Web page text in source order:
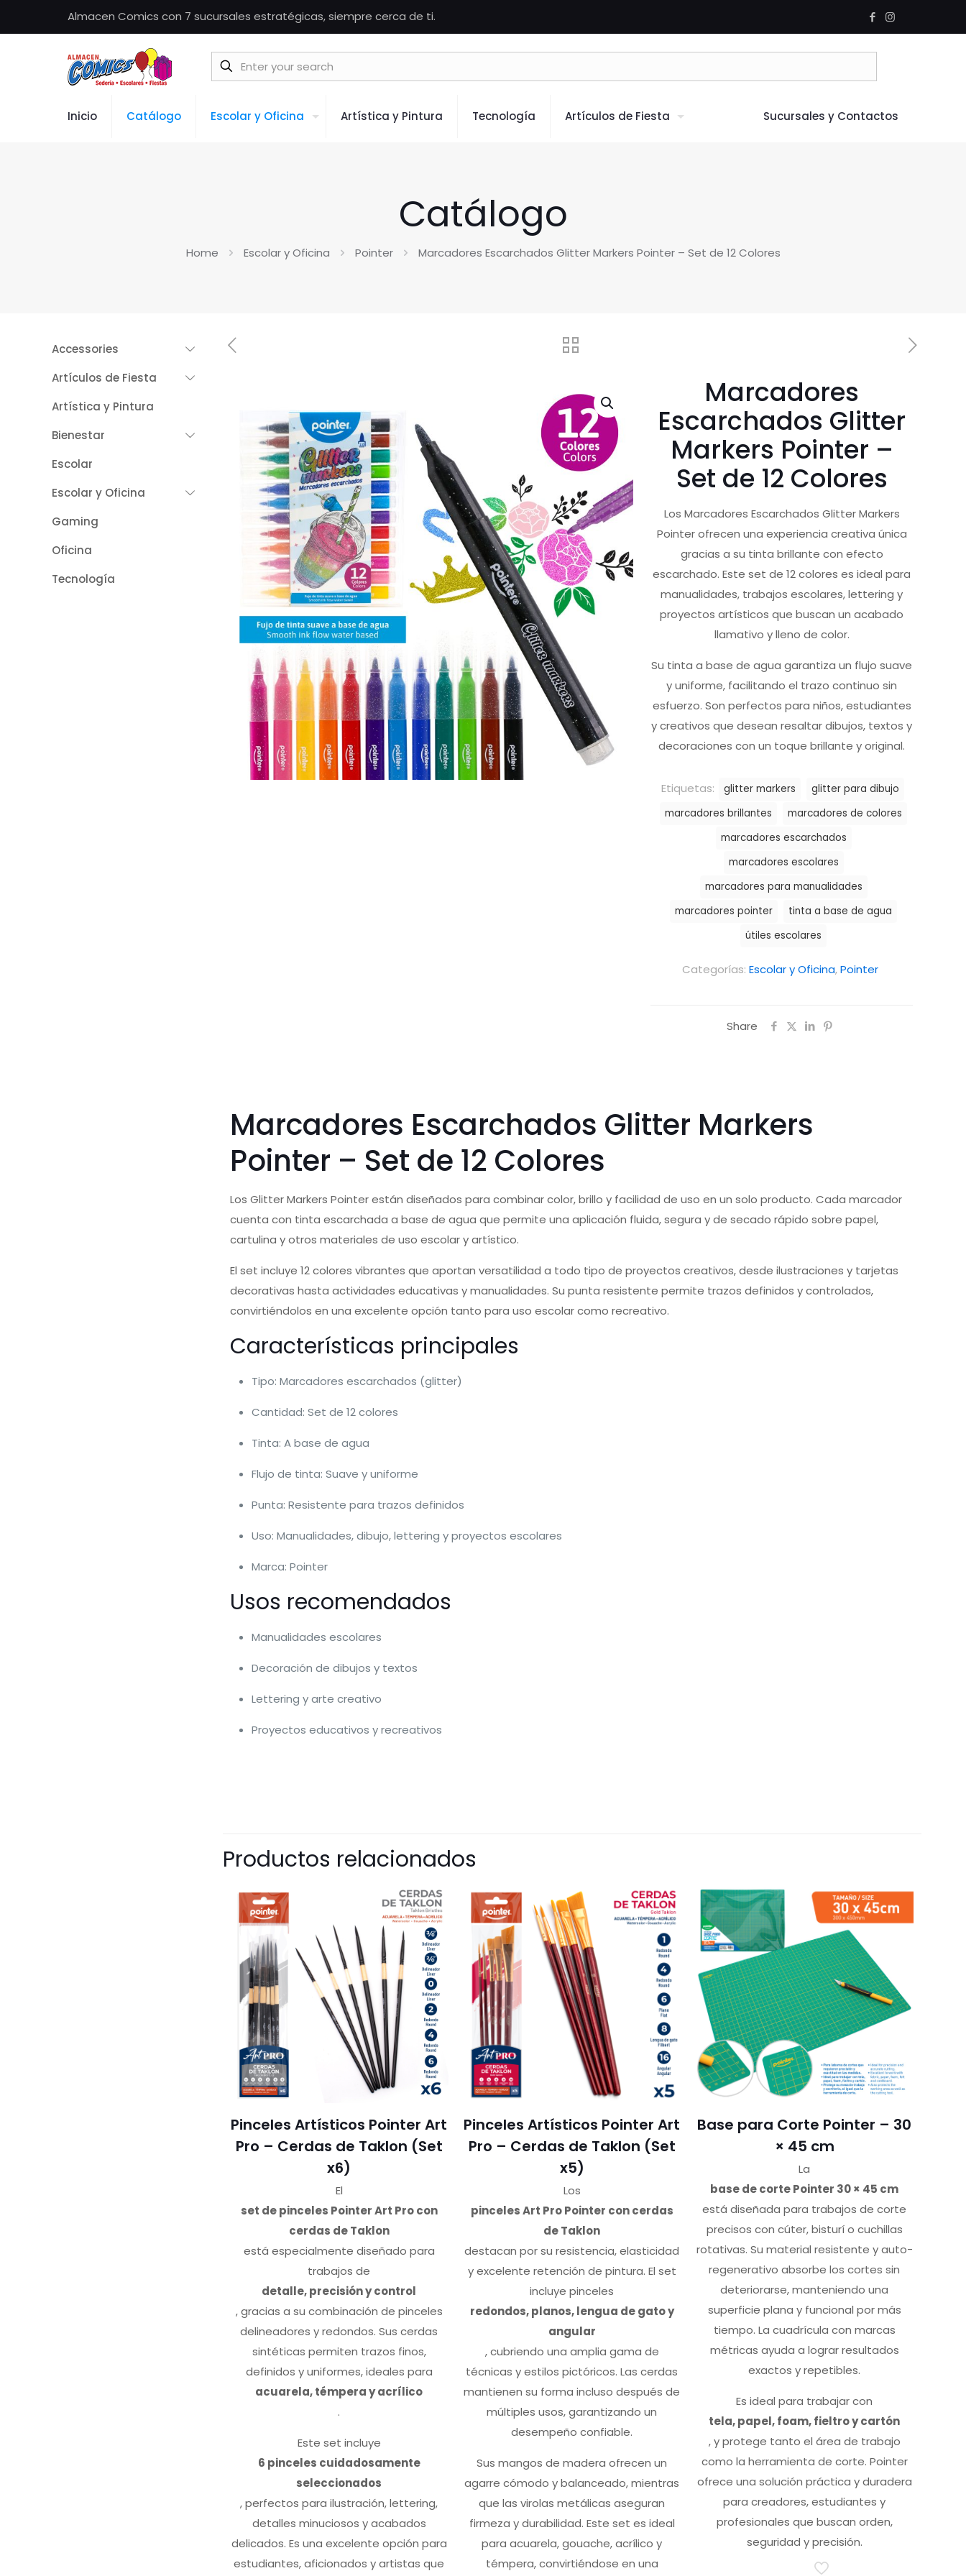
Almacen Comics con 7 sucursales estratégicas, siempre cerca de ti.
Inicio Catálogo Escolar y Oficina Artística y Pintura Tecnología Artículos de Fiesta Sucursales y Contactos
Catálogo
Home Escolar y Oficina Pointer Marcadores Escarchados Glitter Markers Pointer – Set de 12 Colores
Marcadores
Escarchados Glitter
Markers Pointer –
Set de 12 Colores
Los Marcadores Escarchados Glitter Markers
Pointer ofrecen una experiencia creativa única
gracias a su tinta brillante con efecto
escarchado. Este set de 12 colores es ideal para
manualidades, trabajos escolares, lettering y
proyectos artísticos que buscan un acabado
llamativo y lleno de color.
Su tinta a base de agua garantiza un flujo suave
y uniforme, facilitando el trazo continuo sin
esfuerzo. Son perfectos para niños, estudiantes
y creativos que desean resaltar dibujos, textos y
decoraciones con un toque brillante y original.
Categorías: Escolar y Oficina,Pointer
Etiquetas: glitter markers
glitter para dibujo
marcadores brillantes
marcadores de colores
marcadores escarchados
marcadores escolares
marcadores para manualidades
marcadores pointer
tinta a base de agua
útiles escolares
Share
Marcadores Escarchados Glitter Markers
Pointer – Set de 12 Colores
Los Glitter Markers Pointer están diseñados para combinar color, brillo y facilidad de uso en un solo producto. Cada marcador
cuenta con tinta escarchada a base de agua que permite una aplicación fluida, segura y de secado rápido sobre papel,
cartulina y otros materiales de uso escolar y artístico.
El set incluye 12 colores vibrantes que aportan versatilidad a todo tipo de proyectos creativos, desde ilustraciones y tarjetas
decorativas hasta actividades educativas y manualidades. Su punta resistente permite trazos definidos y controlados,
convirtiéndolos en una excelente opción tanto para uso escolar como recreativo.
Características principales
Tipo: Marcadores escarchados (glitter)
Cantidad: Set de 12 colores
Tinta: A base de agua
Flujo de tinta: Suave y uniforme
Punta: Resistente para trazos definidos
Uso: Manualidades, dibujo, lettering y proyectos escolares
Marca: Pointer
Usos recomendados
Manualidades escolares
Decoración de dibujos y textos
Lettering y arte creativo
Proyectos educativos y recreativos
Productos relacionados
Pinceles Artísticos Pointer Art
Pro – Cerdas de Taklon (Set
x6)
El
set de pinceles Pointer Art Pro con
cerdas de Taklon
está especialmente diseñado para
trabajos de
detalle, precisión y control
, gracias a su combinación de pinceles
delineadores y redondos. Sus cerdas
sintéticas permiten trazos finos,
definidos y uniformes, ideales para
acuarela, témpera y acrílico
.
Este set incluye
6 pinceles cuidadosamente
seleccionados
, perfectos para ilustración, lettering,
detalles minuciosos y acabados
delicados. Es una excelente opción para
estudiantes, aficionados y artistas que
Pinceles Artísticos Pointer Art
Pro – Cerdas de Taklon (Set
x5)
Los
pinceles Art Pro Pointer con cerdas
de Taklon
destacan por su resistencia, elasticidad
y excelente retención de pintura. El set
incluye pinceles
redondos, planos, lengua de gato y
angular
, cubriendo una amplia gama de
técnicas y estilos pictóricos. Las cerdas
mantienen su forma incluso después de
múltiples usos, garantizando un
desempeño confiable.
Sus mangos de madera ofrecen un
agarre cómodo y balanceado, mientras
que las virolas metálicas aseguran
firmeza y durabilidad. Este set es ideal
para acuarela, gouache, acrílico y
témpera, convirtiéndose en una
Base para Corte Pointer – 30
× 45 cm
La
base de corte Pointer 30 × 45 cm
está diseñada para trabajos de corte
precisos con cúter, bisturí o cuchillas
rotativas. Su material resistente y auto-
regenerativo absorbe los cortes sin
deteriorarse, manteniendo una
superficie plana y funcional por más
tiempo. La cuadrícula con marcas
métricas ayuda a lograr resultados
exactos y repetibles.
Es ideal para trabajar con
tela, papel, foam, fieltro y cartón
, y protege tanto el área de trabajo
como la herramienta de corte. Pointer
ofrece una solución práctica y duradera
para creadores, estudiantes y
profesionales que buscan orden,
seguridad y precisión.
Accessories
Artículos de Fiesta
Artística y Pintura
Bienestar
Escolar
Escolar y Oficina
Gaming
Oficina
Tecnología